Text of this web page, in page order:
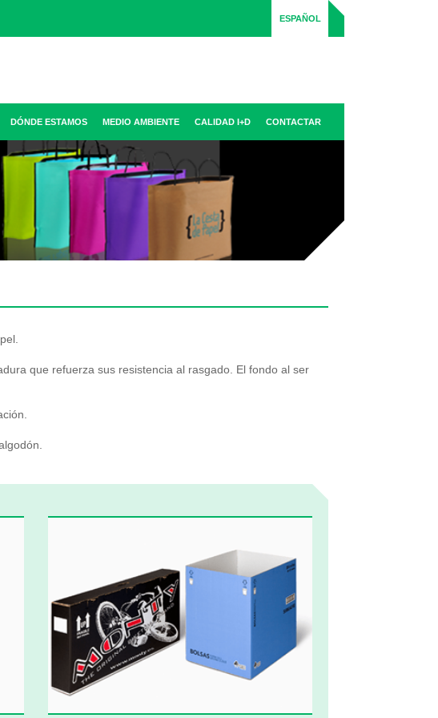
ESPAÑOL
DÓNDE ESTAMOS MEDIO AMBIENTE CALIDAD I+D CONTACTAR
que refuerza sus resistencia al rasgado. El fondo al ser